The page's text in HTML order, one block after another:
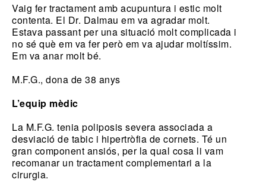
Vaig fer tractament amb acupuntura i estic molt
contenta. El Dr. Dalmau em va agradar molt.
Estava passant per una situació molt complicada i
no sé què em va fer però em va ajudar moltíssim.
Em va anar molt bé.
M.F.G., dona de 38 anys
L’equip mèdic
La M.F.G. tenia poliposis severa associada a
desviació de tabic i hipertròfia de cornets. Té un
gran component ansiós, per la qual cosa li vam
recomanar un tractament complementari a la
cirurgia.